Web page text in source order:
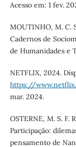
Acesso em: 1 fev.
MOUTINHO, M. C.
Cadernos de
de Humanidades e
NETFLIX, 2024.
https://
mar. 2024.
OSTERNE, M. S. F.
Participação:
pensamento de